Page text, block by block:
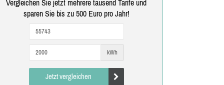
Vergleichen Sie jetzt mehrere tausend Tarife und
sparen Sie bis zu 500 Euro pro Jahr!
kWh
Jetzt vergleichen